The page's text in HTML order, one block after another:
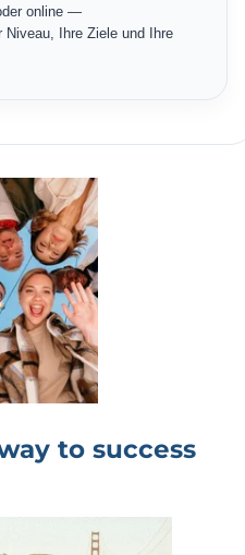
online —
Niveau, Ihre Ziele und Ihre
to success